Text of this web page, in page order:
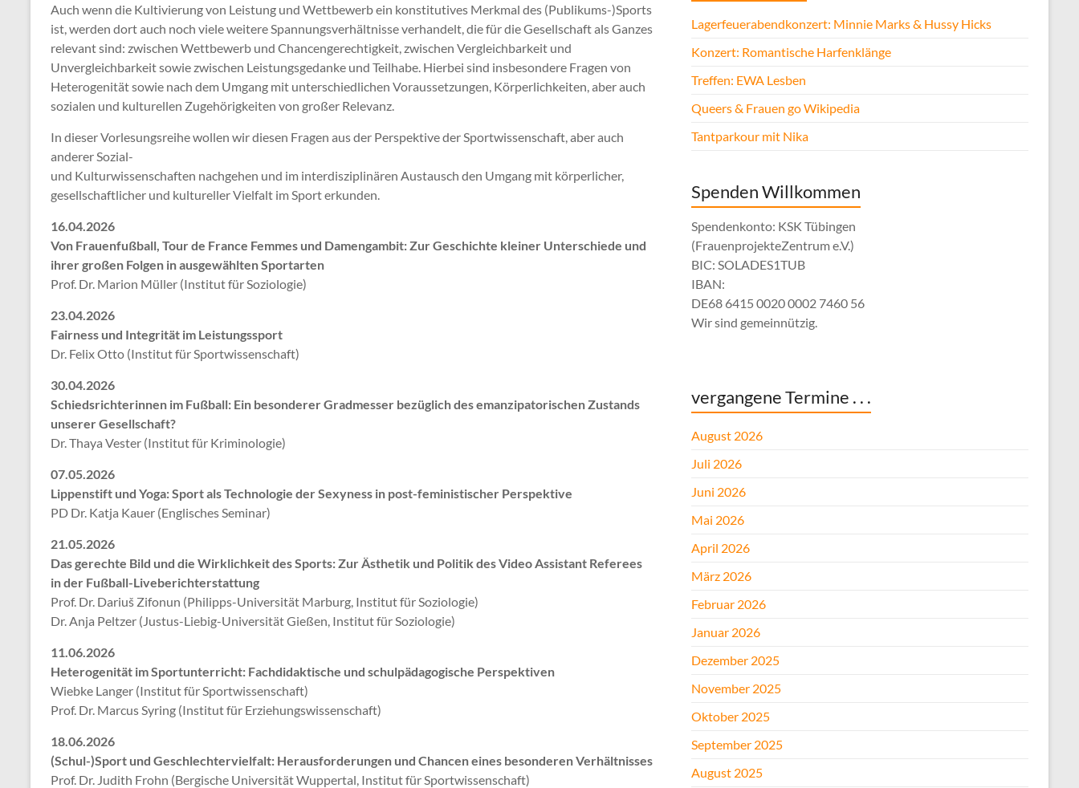
Auch wenn die Kultivierung von Leistung und Wettbewerb ein konstitutives Merkmal des (Publikums-)Sports
ist, werden dort auch noch viele weitere Spannungsverhältnisse verhandelt, die für die Gesellschaft als Ganzes
relevant sind: zwischen Wettbewerb und Chancengerechtigkeit, zwischen Vergleichbarkeit und
Unvergleichbarkeit sowie zwischen Leistungsgedanke und Teilhabe. Hierbei sind insbesondere Fragen von
Heterogenität sowie nach dem Umgang mit unterschiedlichen Voraussetzungen, Körperlichkeiten, aber auch
sozialen und kulturellen Zugehörigkeiten von großer Relevanz.
In dieser Vorlesungsreihe wollen wir diesen Fragen aus der Perspektive der Sportwissenschaft, aber auch
anderer Sozial-
und Kulturwissenschaften nachgehen und im interdisziplinären Austausch den Umgang mit körperlicher,
gesellschaftlicher und kultureller Vielfalt im Sport erkunden.
16.04.2026
Von Frauenfußball, Tour de France Femmes und Damengambit: Zur Geschichte kleiner Unterschiede und
ihrer großen Folgen in ausgewählten Sportarten
Prof. Dr. Marion Müller (Institut für Soziologie)
23.04.2026
Fairness und Integrität im Leistungssport
Dr. Felix Otto (Institut für Sportwissenschaft)
30.04.2026
Schiedsrichterinnen im Fußball: Ein besonderer Gradmesser bezüglich des emanzipatorischen Zustands
unserer Gesellschaft?
Dr. Thaya Vester (Institut für Kriminologie)
07.05.2026
Lippenstift und Yoga: Sport als Technologie der Sexyness in post-feministischer Perspektive
PD Dr. Katja Kauer (Englisches Seminar)
21.05.2026
Das gerechte Bild und die Wirklichkeit des Sports: Zur Ästhetik und Politik des Video Assistant Referees
in der Fußball-Liveberichterstattung
Prof. Dr. Dariuš Zifonun (Philipps-Universität Marburg, Institut für Soziologie)
Dr. Anja Peltzer (Justus-Liebig-Universität Gießen, Institut für Soziologie)
11.06.2026
Heterogenität im Sportunterricht: Fachdidaktische und schulpädagogische Perspektiven
Wiebke Langer (Institut für Sportwissenschaft)
Prof. Dr. Marcus Syring (Institut für Erziehungswissenschaft)
18.06.2026
(Schul-)Sport und Geschlechtervielfalt: Herausforderungen und Chancen eines besonderen Verhältnisses
Prof. Dr. Judith Frohn (Bergische Universität Wuppertal, Institut für Sportwissenschaft)
Lagerfeuerabendkonzert: Minnie Marks & Hussy Hicks
Konzert: Romantische Harfenklänge
Treffen: EWA Lesben
Queers & Frauen go Wikipedia
Tantparkour mit Nika
Spenden Willkommen
Spendenkonto: KSK Tübingen
(FrauenprojekteZentrum e.V.)
BIC: SOLADES1TUB
IBAN:
DE68 6415 0020 0002 7460 56
Wir sind gemeinnützig.
vergangene Termine . . .
August 2026
Juli 2026
Juni 2026
Mai 2026
April 2026
März 2026
Februar 2026
Januar 2026
Dezember 2025
November 2025
Oktober 2025
September 2025
August 2025